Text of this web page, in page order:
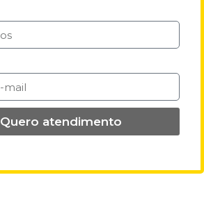
Quero atendimento